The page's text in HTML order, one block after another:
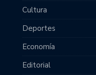
Cultura
Deportes
Economía
Editorial